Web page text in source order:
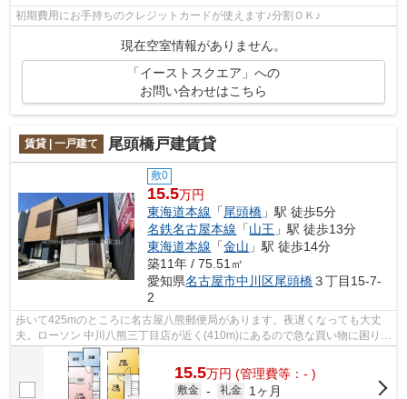
初期費用にお手持ちのクレジットカードが使えます♪分割ＯＫ♪
現在空室情報がありません。
「イーストスクエア」への
お問い合わせはこちら
賃貸 | 一戸建て 尾頭橋戸建賃貸
敷0
15.5万円
東海道本線 「尾頭橋 」駅 徒歩5分
名鉄名古屋本線 「山王 」駅 徒歩13分
東海道本線 「金山 」駅 徒歩14分
築11年 / 75.51㎡
愛知県名古屋市中川区尾頭橋３丁目15-7-
2
歩いて425mのところに名古屋八熊郵便局があります。夜遅くなっても大丈
夫。ローソン 中川八熊三丁目店が近く(410m)にあるので急な買い物に困りに
くい立地です。徒歩5分の距離に駅があ...
15.5万円 (管理費等：- )
敷金 - 礼金
1ヶ月